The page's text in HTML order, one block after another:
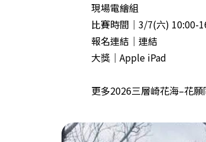
現場電繪組
比賽時間｜3/7(六) 10:00-
報名連結｜ 連結
大獎｜Apple iPad
更多2026三層崎花海–花